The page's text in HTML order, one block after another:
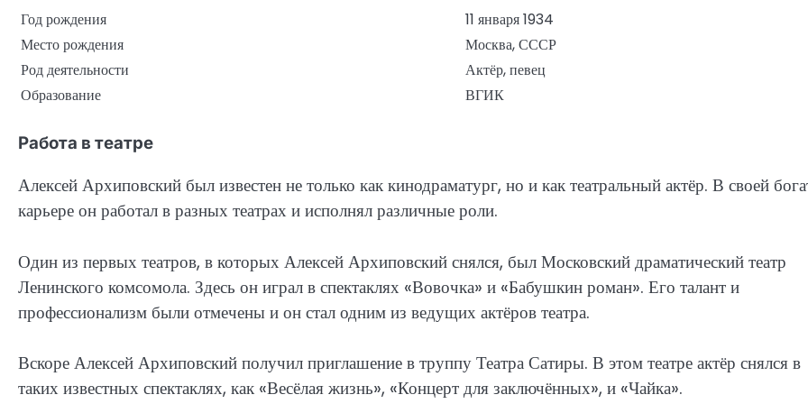
Год рождения
11 января 1934
Место рождения
Москва, СССР
Род деятельности
Актёр, певец
Образование
ВГИК
Работа в театре
Алексей Архиповский был известен не только как кинодраматург, но и как театральный актёр. В своей
карьере он работал в разных театрах и исполнял различные роли.
Один из первых театров, в которых Алексей Архиповский снялся, был Московский драматический театр
Ленинского комсомола. Здесь он играл в спектаклях «Вовочка» и «Бабушкин роман». Его талант и
профессионализм были отмечены и он стал одним из ведущих актёров театра.
Вскоре Алексей Архиповский получил приглашение в труппу Театра Сатиры. В этом театре актёр снялся в
таких известных спектаклях, как «Весёлая жизнь», «Концерт для заключённых», и «Чайка».